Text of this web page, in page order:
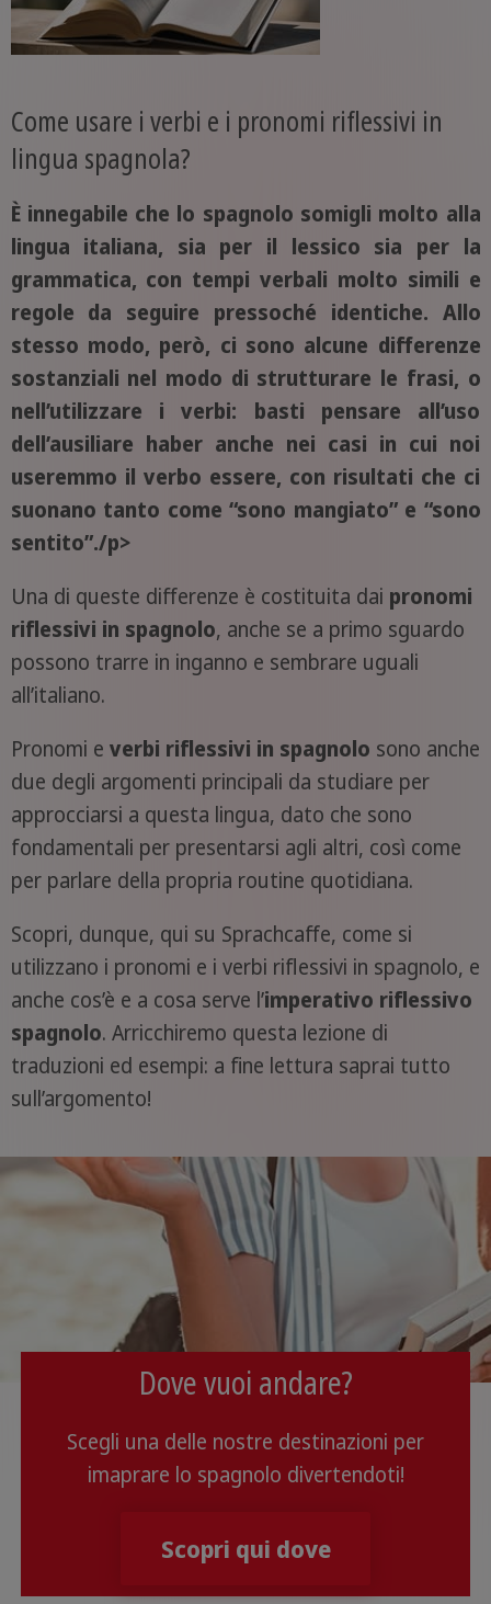
Come usare i verbi e i pronomi riflessivi in
lingua spagnola?
È innegabile che lo spagnolo somigli molto alla
lingua italiana, sia per il lessico sia per la
grammatica, con tempi verbali molto simili e
regole da seguire pressoché identiche. Allo
stesso modo, però, ci sono alcune differenze
sostanziali nel modo di strutturare le frasi, o
nell’utilizzare i verbi: basti pensare all’uso
dell’ausiliare haber anche nei casi in cui noi
useremmo il verbo essere, con risultati che ci
suonano tanto come “sono mangiato” e “sono
sentito”./p>
Una di queste differenze è costituita dai pronomi
riflessivi in spagnolo, anche se a primo sguardo
possono trarre in inganno e sembrare uguali
all’italiano.
Pronomi e verbi riflessivi in spagnolo sono anche
due degli argomenti principali da studiare per
approcciarsi a questa lingua, dato che sono
fondamentali per presentarsi agli altri, così come
per parlare della propria routine quotidiana.
Scopri, dunque, qui su Sprachcaffe, come si
utilizzano i pronomi e i verbi riflessivi in spagnolo, e
anche cos’è e a cosa serve l’imperativo riflessivo
spagnolo. Arricchiremo questa lezione di
traduzioni ed esempi: a fine lettura saprai tutto
sull’argomento!
Dove vuoi andare?
Scegli una delle nostre destinazioni per
imaprare lo spagnolo divertendoti!
Scopri qui dove